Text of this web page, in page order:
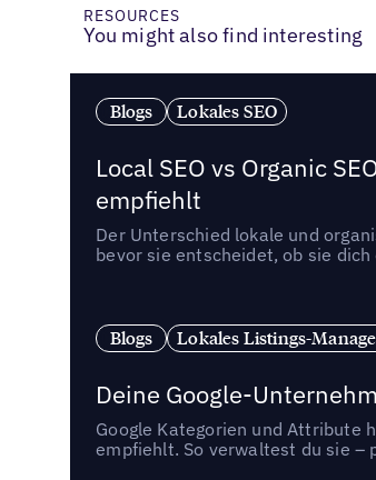
RESOURCES
You might also find interesting
Blogs Lokales SEO
Local SEO vs Organic
empfiehlt
Der Unterschied lokale und
bevor sie entscheidet, ob sie
Blogs Lokales Listings-
Deine Google-
Google Kategorien und Attribute
empfiehlt. So verwaltest du sie –